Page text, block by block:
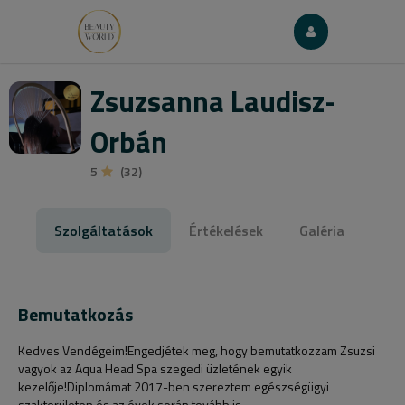
Zsuzsanna Laudisz-
Orbán
5 (32)
Szolgáltatások Értékelések Galéria
Bemutatkozás
Kedves Vendégeim!Engedjétek meg, hogy bemutatkozzam Zsuzsi
vagyok az Aqua Head Spa szegedi üzletének egyik
kezelője!Diplomámat 2017-ben szereztem egészségügyi